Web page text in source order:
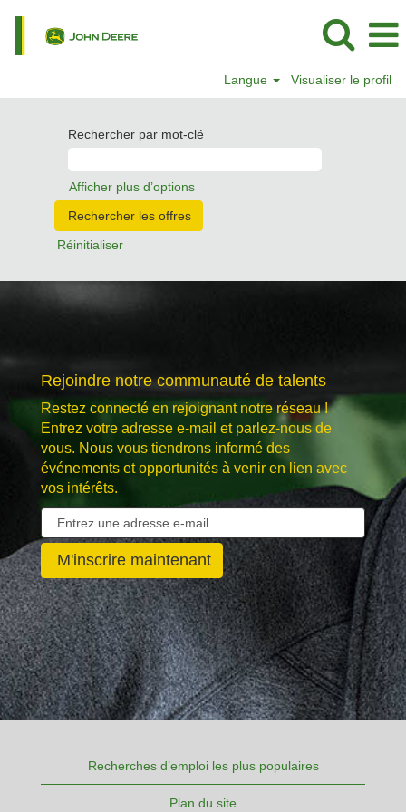
Langue Visualiser le profil
Rechercher par mot-clé
Afficher plus d’options
Réinitialiser
Rejoindre notre communauté de talents
Restez connecté en rejoignant notre réseau !
Entrez votre adresse e-mail et parlez-nous de
vous. Nous vous tiendrons informé des
événements et opportunités à venir en lien avec
vos intérêts.
Recherches d’emploi les plus populaires
Plan du site